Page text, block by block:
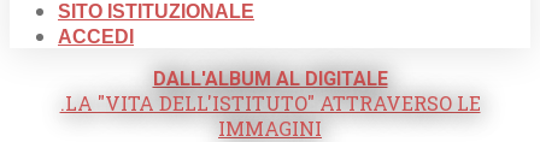
SITO ISTITUZIONALE
ACCEDI
DALL'ALBUM AL DIGITALE
.LA "VITA DELL'ISTITUTO" ATTRAVERSO LE
IMMAGINI